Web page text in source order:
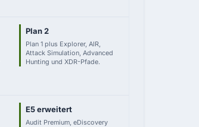
Plan 2
Plan 1 plus Explorer, AIR,
Attack Simulation, Advanced
Hunting und XDR-Pfade.
E5 erweitert
Audit Premium, eDiscovery